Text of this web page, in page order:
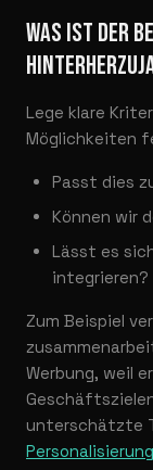
WAS IST DER
Lege klare
Möglichkeiten
Passt dies
Können wir
Lässt es
integrieren?
Zum Beispiel
Werbung, weil
unterschätzte
Personalisierung